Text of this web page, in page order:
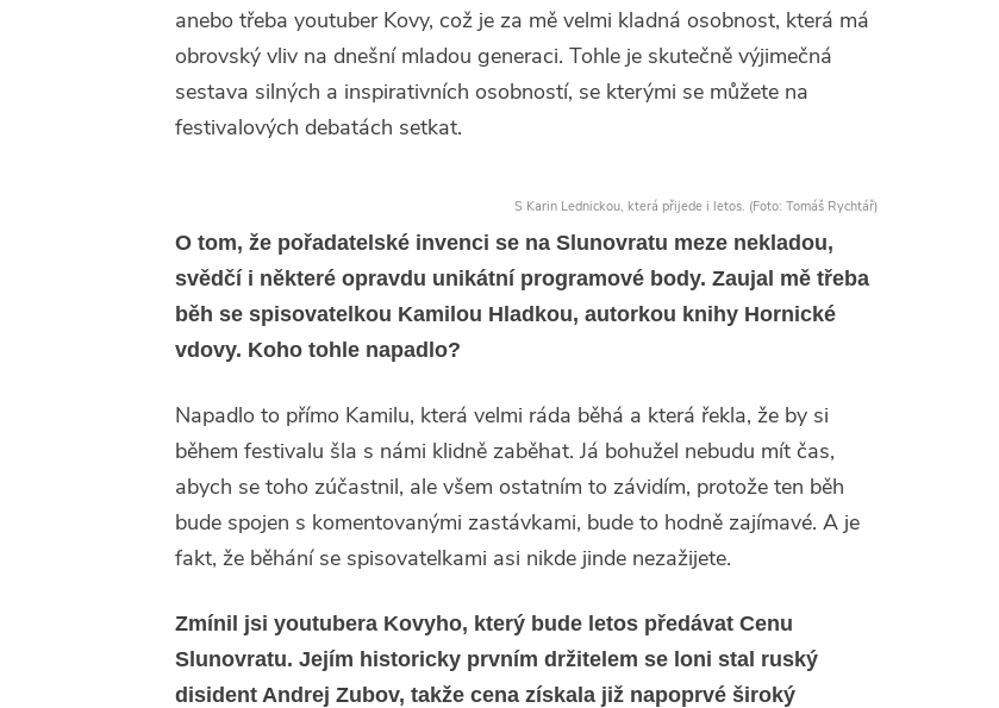
anebo třeba youtuber Kovy, což je za mě velmi kladná osobnost, která má
obrovský vliv na dnešní mladou generaci. Tohle je skutečně výjimečná
sestava silných a inspirativních osobností, se kterými se můžete na
festivalových debatách setkat.
S Karin Lednickou, která přijede i letos. (Foto: Tomáš Rychtář)
O tom, že pořadatelské invenci se na Slunovratu meze nekladou,
svědčí i některé opravdu unikátní programové body. Zaujal mě třeba
běh se spisovatelkou Kamilou Hladkou, autorkou knihy Hornické
vdovy. Koho tohle napadlo?
Napadlo to přímo Kamilu, která velmi ráda běhá a která řekla, že by si
během festivalu šla s námi klidně zaběhat. Já bohužel nebudu mít čas,
abych se toho zúčastnil, ale všem ostatním to závidím, protože ten běh
bude spojen s komentovanými zastávkami, bude to hodně zajímavé. A je
fakt, že běhání se spisovatelkami asi nikde jinde nezažijete.
Zmínil jsi youtubera Kovyho, který bude letos předávat Cenu
Slunovratu. Jejím historicky prvním držitelem se loni stal ruský
disident Andrej Zubov, takže cena získala již napoprvé široký